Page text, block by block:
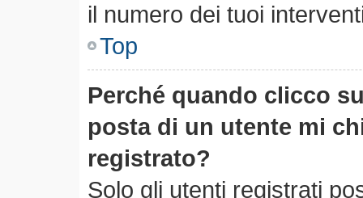
il numero dei tuoi
Top
Perché quando clicco
posta di un utente mi
registrato?
Solo gli utenti registrati